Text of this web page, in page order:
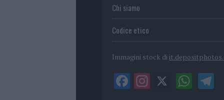
Chi siamo
Codice etico
Immagini stock di